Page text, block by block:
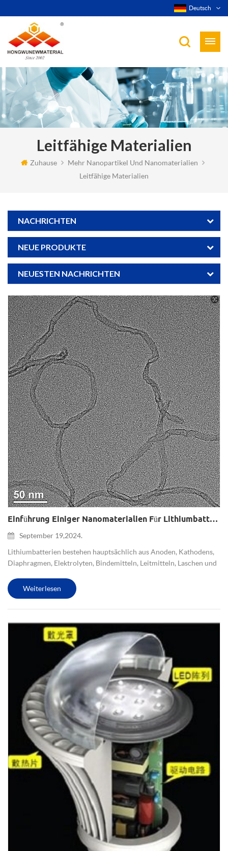
Deutsch
Leitfähige Materialien
Zuhause
Mehr Nanopartikel Und Nanomaterialien
Leitfähige Materialien
NACHRICHTEN
NEUE PRODUKTE
NEUESTEN NACHRICHTEN
Einführung Einiger Nanomaterialien Für Lithiumbatterien
September 19,2024.
Lithiumbatterien bestehen hauptsächlich aus Anoden, Kathodens,
Diaphragmen, Elektrolyten, Bindemitteln, Leitmitteln, Laschen und
Siliziumbasis: hauptsächlich Nanosilizium(Si) und Siliziumoxid...
Weiterlesen